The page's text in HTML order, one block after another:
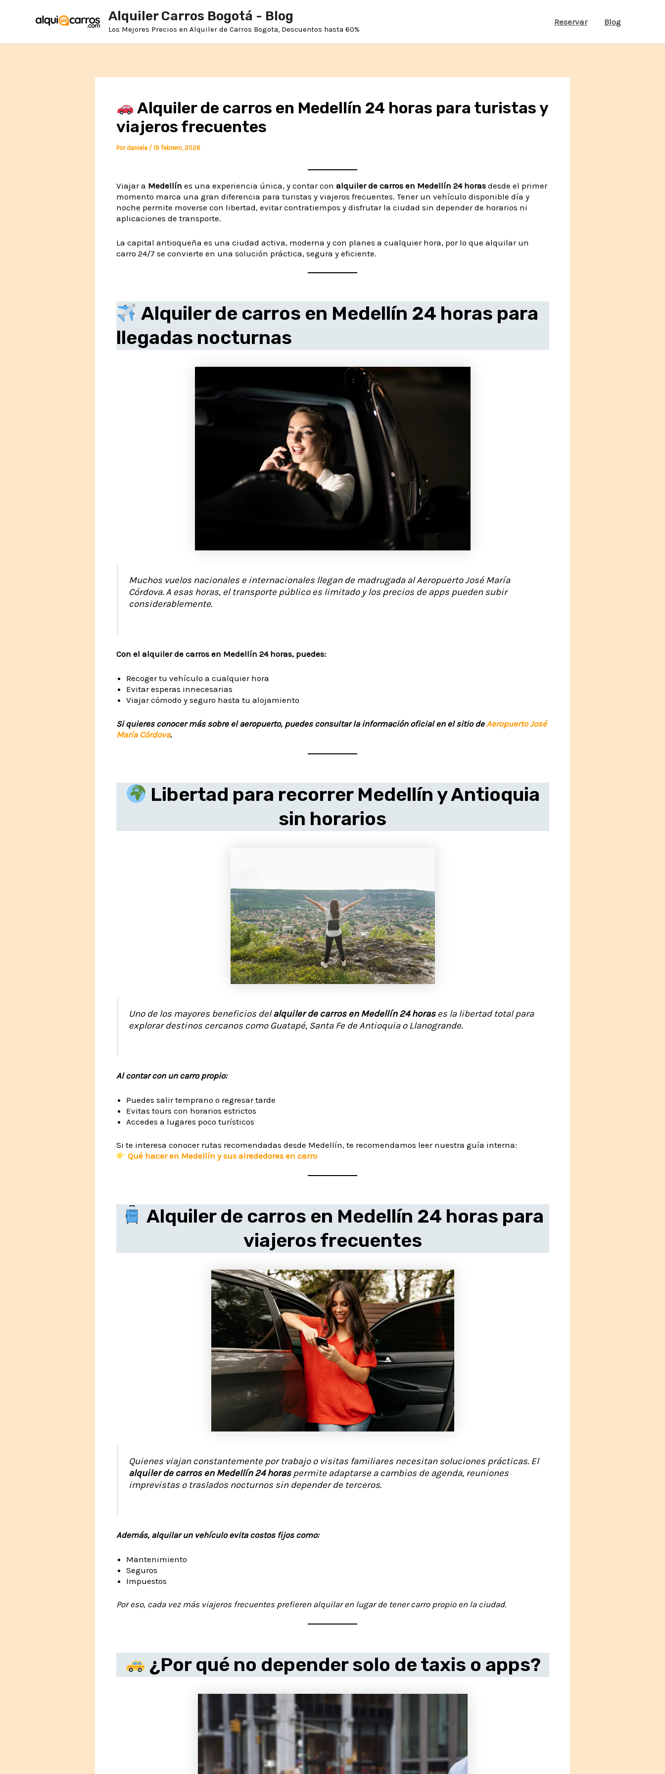
contenido
Alquiler Carros Bogotá - Blog
Los Mejores Precios en Alquiler de Carros Bogota, Descuentos hasta 60%
Reservar Blog
Alquiler de carros en Medellín 24 horas para turistas y
viajeros frecuentes
Por daniela / 19 febrero, 2026
Viajar a Medellín es una experiencia única, y contar con alquiler de carros en Medellín 24 horasdesde el primer
momento marca una gran diferencia para turistas y viajeros frecuentes. Tener un vehículo disponible día y
noche permite moverse con libertad, evitar contratiempos y disfrutar la ciudad sin depender de horarios ni
aplicaciones de transporte.
La capital antioqueña es una ciudad activa, moderna y con planes a cualquier hora, por lo que alquilar un
carro 24/7 se convierte en una solución práctica, segura y eficiente.
Alquiler de carros en Medellín 24 horas para
llegadas nocturnas
Muchos vuelos nacionales e internacionales llegan de madrugada al Aeropuerto José María
Córdova. A esas horas, el transporte público es limitado y los precios de apps pueden subir
considerablemente.
Con el alquiler de carros en Medellín 24 horas, puedes:
Recoger tu vehículo a cualquier hora
Evitar esperas innecesarias
Viajar cómodo y seguro hasta tu alojamiento
Si quieres conocer más sobre el aeropuerto, puedes consultar la información oficial en el sitio de Aeropuerto José
María Córdova.
Libertad para recorrer Medellín y Antioquia
sin horarios
Uno de los mayores beneficios delalquiler de carros en Medellín 24 horases la libertad total para
explorar destinos cercanos como Guatapé, Santa Fe de Antioquia o Llanogrande.
Al contar con un carro propio:
Puedes salir temprano o regresar tarde
Evitas tours con horarios estrictos
Accedes a lugares poco turísticos
Si te interesa conocer rutas recomendadas desde Medellín, te recomendamos leer nuestra guía interna:
Qué hacer en Medellín y sus alrededores en carro
Alquiler de carros en Medellín 24 horas para
viajeros frecuentes
Quienes viajan constantemente por trabajo o visitas familiares necesitan soluciones prácticas. El
alquiler de carros en Medellín 24 horaspermite adaptarse a cambios de agenda, reuniones
imprevistas o traslados nocturnos sin depender de terceros.
Además, alquilar un vehículo evita costos fijos como:
Mantenimiento
Seguros
Impuestos
Por eso, cada vez más viajeros frecuentes prefieren alquilar en lugar de tener carro propio en la ciudad.
¿Por qué no depender solo de taxis o apps?